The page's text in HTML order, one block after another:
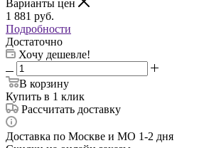
Варианты цен
1 881 руб.
Подробности
Достаточно
Хочу дешевле!
В корзину
Купить в 1 клик
Рассчитать доставку
Доставка по Москве и МО 1-2 дня